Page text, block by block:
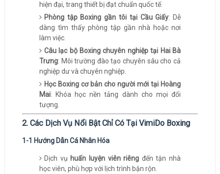
hiện đại, trang thiết bị đạt chuẩn quốc tế.
Phòng tập Boxing gần tôi tại Cầu Giấy: Dễ
dàng tìm thấy phòng tập gần nhà hoặc nơi
làm việc.
Câu lạc bộ Boxing chuyên nghiệp tại Hai Bà
Trưng: Môi trường đào tạo chuyên sâu cho cả
nghiệp dư và chuyên nghiệp.
Học Boxing cơ bản cho người mới tại Hoàng
Mai: Khóa học nền tảng dành cho mọi đối
tượng.
2. Các Dịch Vụ Nổi Bật Chỉ Có Tại VimiDo Boxing
1-1 Hướng Dẫn Cá Nhân Hóa
Dịch vụ huấn luyện viên riêng đến tận nhà
học viên, phù hợp với lịch trình bận rộn.